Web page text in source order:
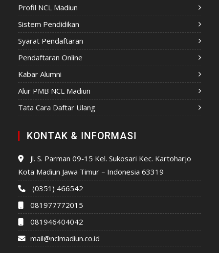
Profil NCL Madiun
Sistem Pendidikan
Syarat Pendaftaran
Pendaftaran Online
Kabar Alumni
Alur PMB NCL Madiun
Tata Cara Daftar Ulang
KONTAK & INFORMASI
Jl. S. Parman 09-15 Kel. Sukosari Kec. Kartoharjo
Kota Madiun Jawa Timur – Indonesia 63319
(0351) 466542
081977772015
081946404042
mail@nclmadiun.co.id